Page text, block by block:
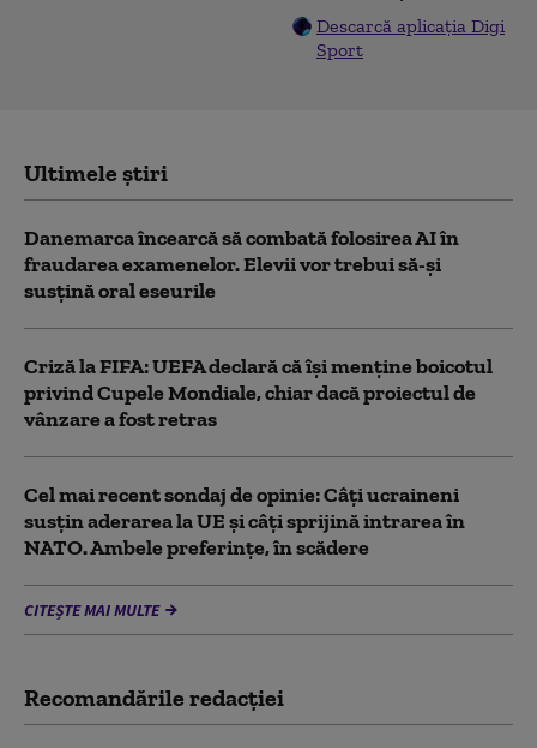
Descarcă aplicația Digi
Sport
Ultimele știri
Danemarca încearcă să combată folosirea AI în
fraudarea examenelor. Elevii vor trebui să-şi
susţină oral eseurile
Criză la FIFA: UEFA declară că îşi menţine boicotul
privind Cupele Mondiale, chiar dacă proiectul de
vânzare a fost retras
Cel mai recent sondaj de opinie: Câți ucraineni
susțin aderarea la UE și câți sprijină intrarea în
NATO. Ambele preferințe, în scădere
CITEȘTE MAI MULTE
Recomandările redacţiei